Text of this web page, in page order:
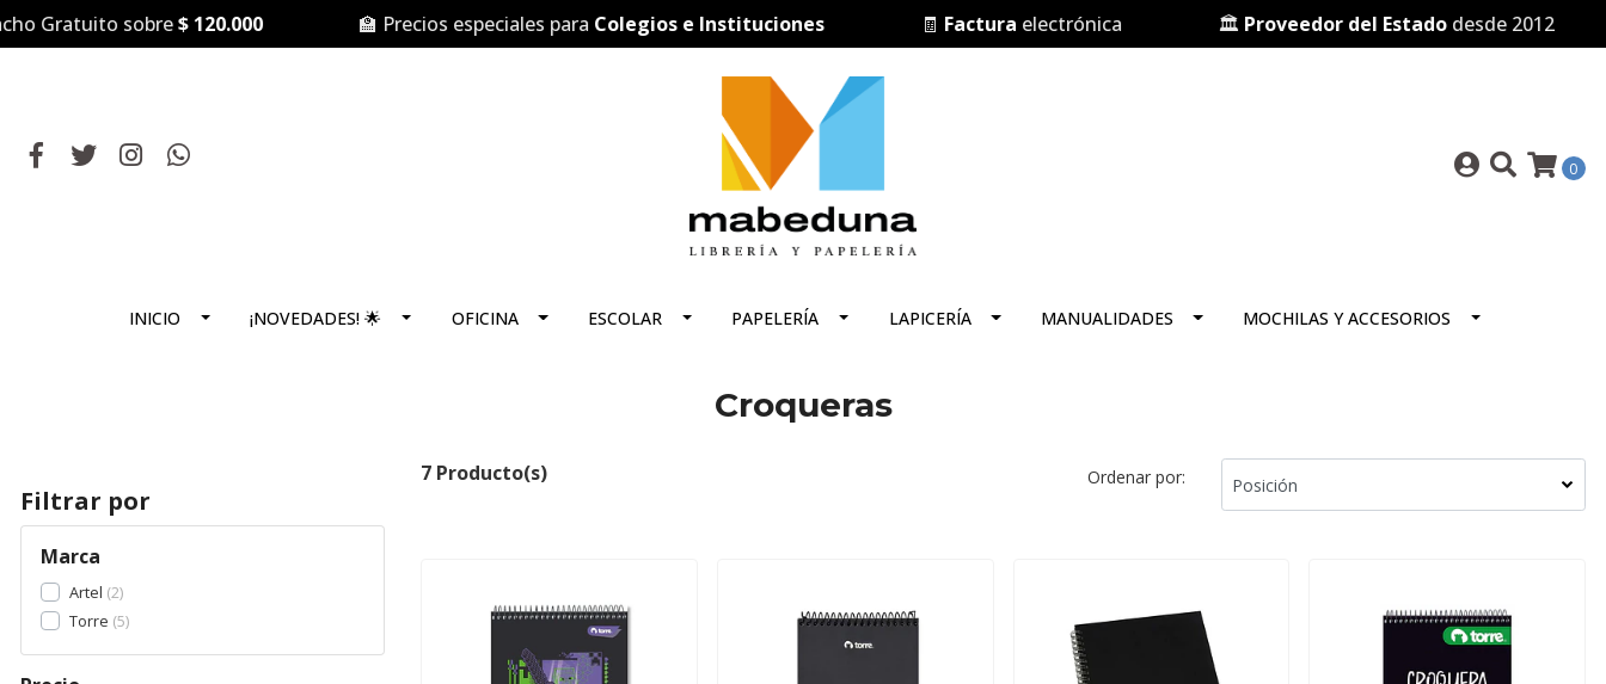
Gratuito sobre$ 120.000 🏫 Precios especiales paraColegios e Instituciones Facturaelectrónica Proveedor del Estadodesde 2012
0
INICIO ¡NOVEDADES! 🌟 OFICINA ESCOLAR PAPELERÍA LAPICERÍA MANUALIDADES MOCHILAS Y ACCESORIOS
Croqueras
Filtrar por
Marca
Artel 2
Torre 5
7 Producto(s) Ordenar por: